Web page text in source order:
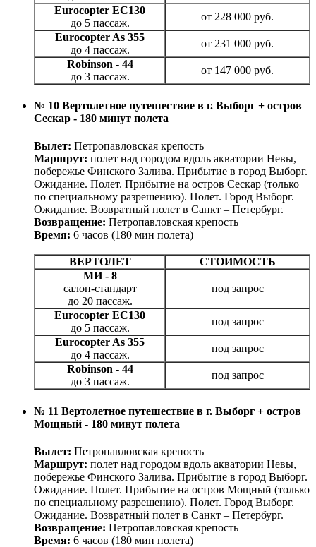
Eurocopter EC130
до 5 пассаж.
от 228 000 руб.
Eurocopter As 355
до 4 пассаж.
от 231 000 руб.
Robinson - 44
до 3 пассаж.
от 147 000 руб.
№ 10 Вертолетное путешествие в г. Выборг + остров
Сескар - 180 минут полета
Вылет: Петропавловская крепость
Маршрут: полет над городом вдоль акватории Невы,
побережье Финского Залива. Прибытие в город Выборг.
Ожидание. Полет. Прибытие на остров Сескар (только
по специальному разрешению). Полет. Город Выборг.
Ожидание. Возвратный полет в Санкт – Петербург.
Возвращение: Петропавловская крепость
Время: 6 часов (180 мин полета)
ВЕРТОЛЕТ
СТОИМОСТЬ
МИ - 8
салон-стандарт
до 20 пассаж.
под запрос
Eurocopter EC130
до 5 пассаж.
под запрос
Eurocopter As 355
до 4 пассаж.
под запрос
Robinson - 44
до 3 пассаж.
под запрос
№ 11 Вертолетное путешествие в г. Выборг + остров
Мощный - 180 минут полета
Вылет: Петропавловская крепость
Маршрут: полет над городом вдоль акватории Невы,
побережье Финского Залива. Прибытие в город Выборг.
Ожидание. Полет. Прибытие на остров Мощный (только
по специальному разрешению). Полет. Город Выборг.
Ожидание. Возвратный полет в Санкт – Петербург.
Возвращение: Петропавловская крепость
Время: 6 часов (180 мин полета)